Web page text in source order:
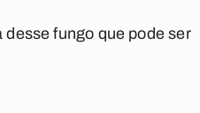
desse fungo que pode ser